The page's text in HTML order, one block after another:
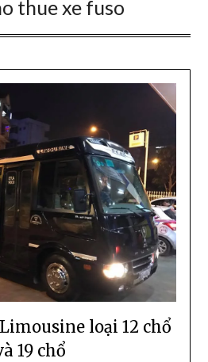
thue xe fuso
loại 12 chổ
19 chổ